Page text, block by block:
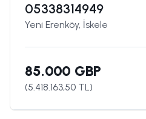
05338314949
Yeni Erenköy, İskele
85.000 GBP
(5.418.163,50 TL)